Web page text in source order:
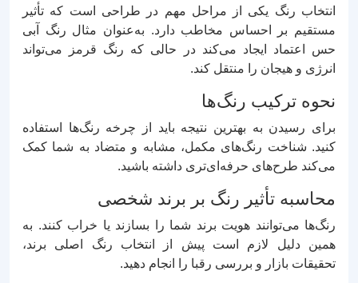
انتخاب رنگ یکی از مراحل مهم در طراحی است که تأثیر
مستقیم بر احساس مخاطب دارد. به‌عنوان مثال رنگ آبی
حس اعتماد ایجاد می‌کند در حالی که رنگ قرمز می‌تواند
انرژی و هیجان را منتقل کند.
نحوه ترکیب رنگ‌ها
برای رسیدن به بهترین نتیجه باید از چرخه رنگ‌ها استفاده
کنید. شناخت رنگ‌های مکمل، مشابه و متضاد به شما کمک
می‌کند طرح‌های حرفه‌ای‌تری داشته باشید.
محاسبه تأثیر رنگ بر برند شخصی
رنگ‌ها می‌توانند هویت برند شما را بسازند یا خراب کنند. به
همین دلیل لازم است پیش از انتخاب رنگ اصلی برند،
تحقیقات بازار و بررسی رقبا را انجام دهید.